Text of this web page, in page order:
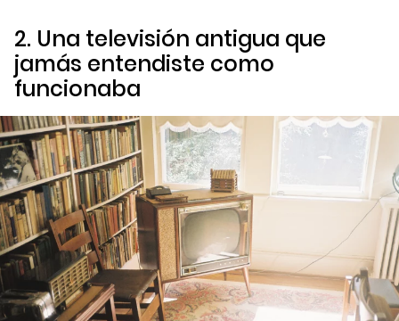
2. Una televisión antigua que
jamás entendiste como
funcionaba